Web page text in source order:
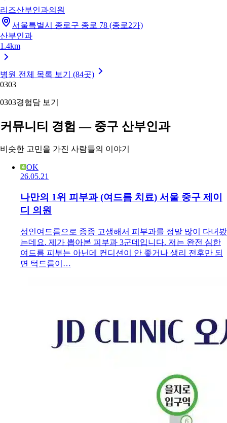
리즈산부인과의원
서울특별시 종로구 종로 78 (종로2가)
산부인과
1.4km
병원 전체 목록 보기 (84곳)
0303
0303경험담 보기
커뮤니티 경험 — 중구 산부인과
비슷한 고민을 가진 사람들의 이야기
OK
26.05.21
나만의 1위 피부과 (여드름 치료) 서울 중구 제이
디 의원
성인여드름으로 종종 고생해서 피부과를 정말 많이 다녀봤
는데요. 제가 뽑아본 피부과 3군데입니다. 저는 완전 심한
여드름 피부는 아닌데 컨디션이 안 좋거나 생리 전후만 되
면 턱드름이…